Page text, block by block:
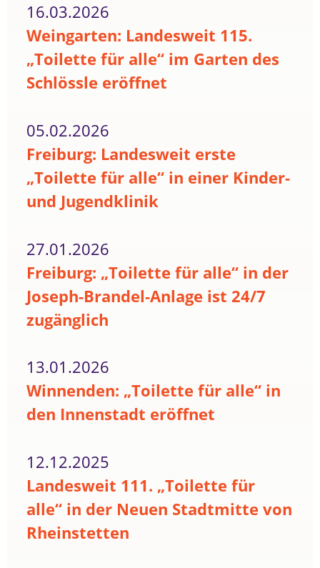
16.03.2026
Weingarten: Landesweit 115.
„Toilette für alle“ im Garten des
Schlössle eröffnet
05.02.2026
Freiburg: Landesweit erste
„Toilette für alle“ in einer Kinder-
und Jugendklinik
27.01.2026
Freiburg: „Toilette für alle“ in der
Joseph-Brandel-Anlage ist 24/7
zugänglich
13.01.2026
Winnenden: „Toilette für alle“ in
den Innenstadt eröffnet
12.12.2025
Landesweit 111. „Toilette für
alle“ in der Neuen Stadtmitte von
Rheinstetten